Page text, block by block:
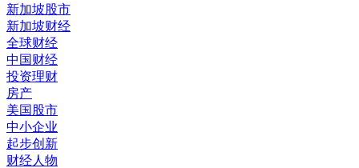
新加坡股市
新加坡财经
全球财经
中国财经
投资理财
房产
美国股市
中小企业
起步创新
财经人物